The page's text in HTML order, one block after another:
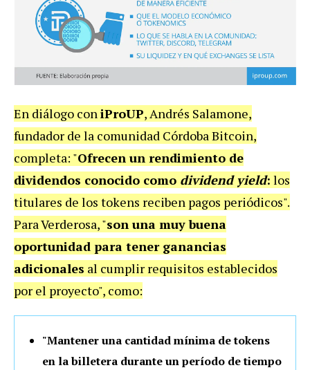
En diálogo coniProUP, Andrés Salamone,
fundador de la comunidad Córdoba Bitcoin,
completa: "Ofrecen un rendimiento de
dividendos conocido como dividend yield: los
titulares de los tokens reciben pagos periódicos".
Para Verderosa, "son una muy buena
oportunidad para tener ganancias
adicionales al cumplir requisitos establecidos
por el proyecto", como:
"Mantener una cantidad mínima de tokens
en la billetera durante un período de tiempo